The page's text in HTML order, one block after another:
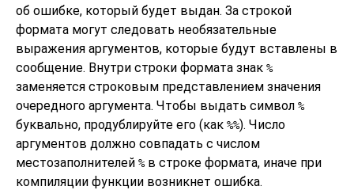
об ошибке, который будет выдан. За строкой
формата могут следовать необязательные
выражения аргументов, которые будут вставлены в
сообщение. Внутри строки формата знак %
заменяется строковым представлением значения
очередного аргумента. Чтобы выдать символ %
буквально, продублируйте его (как %%). Число
аргументов должно совпадать с числом
местозаполнителей %в строке формата, иначе при
компиляции функции возникнет ошибка.